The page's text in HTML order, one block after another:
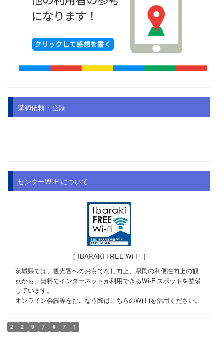
講師依頼・登録
センターWi-Fiについて
［ IBARAKI FREE Wi-Fi ］
茨城県では、観光客へのおもてなし向上、県民の利便性向上の観
点から、無料でインターネットが利用できるWi-Fiスポットを整備
しています。
オンライン会議等をおこなう際はこちらのWi-Fiを活用ください。
2 2 9 7 6 7 1